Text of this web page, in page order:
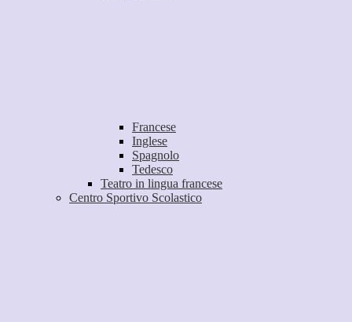
Francese
Inglese
Spagnolo
Tedesco
Teatro in lingua francese
Centro Sportivo Scolastico